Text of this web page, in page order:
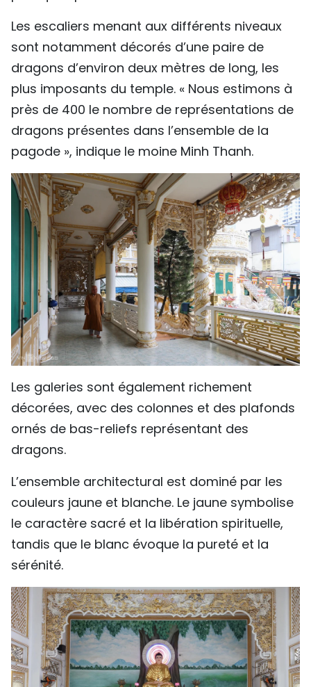
Les escaliers menant aux différents niveaux
sont notamment décorés d’une paire de
dragons d’environ deux mètres de long, les
plus imposants du temple. « Nous estimons à
près de 400 le nombre de représentations de
dragons présentes dans l’ensemble de la
pagode », indique le moine Minh Thanh.
Les galeries sont également richement
décorées, avec des colonnes et des plafonds
ornés de bas-reliefs représentant des
dragons.
L’ensemble architectural est dominé par les
couleurs jaune et blanche. Le jaune symbolise
le caractère sacré et la libération spirituelle,
tandis que le blanc évoque la pureté et la
sérénité.